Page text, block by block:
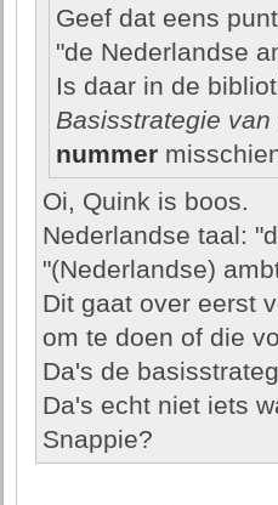
Geef dat eens
"de Nederlandse
Is daar in de
Basisstrategie
nummer
Oi, Quink is boos.
Nederlandse taal:
"(Nederlandse)
Dit gaat over eerst
om te doen of die
Da's de
Da's echt niet iets
Snappie?